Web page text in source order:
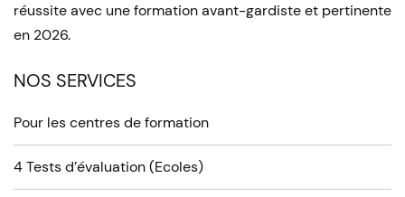
réussite avec une formation avant-gardiste et pertinente
en 2026.
NOS SERVICES
Pour les centres de formation
4 Tests d’évaluation (Ecoles)